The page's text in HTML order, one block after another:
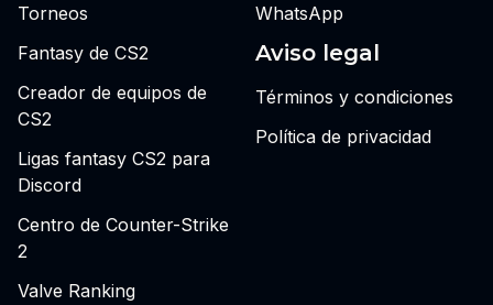
Torneos
Fantasy de CS2
Creador de equipos de
CS2
Ligas fantasy CS2 para
Discord
Centro de Counter-Strike
2
Valve Ranking
WhatsApp
Aviso legal
Términos y condiciones
Política de privacidad